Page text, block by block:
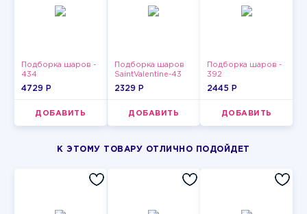
Подборка шаров -
434
4729 P
ДОБАВИТЬ
Подборка шаров
SaintValentine-43
2329 P
ДОБАВИТЬ
Подборка шаров -
392
2445 P
ДОБАВИТЬ
К ЭТОМУ ТОВАРУ ОТЛИЧНО ПОДОЙДЕТ